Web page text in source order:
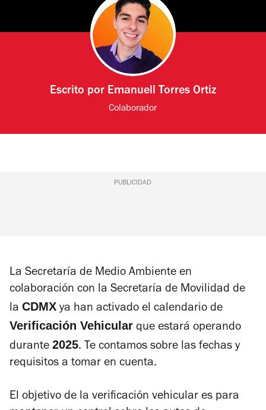
Escrito por Emanuell Torres Ortiz
Colaborador
PUBLICIDAD
La Secretaría de Medio Ambiente en
colaboración con la Secretaría de Movilidad de
la CDMX ya han activado el calendario de
Verificación Vehicular que estará operando
durante 2025. Te contamos sobre las fechas y
requisitos a tomar en cuenta.
El objetivo de la verificación vehicular es para